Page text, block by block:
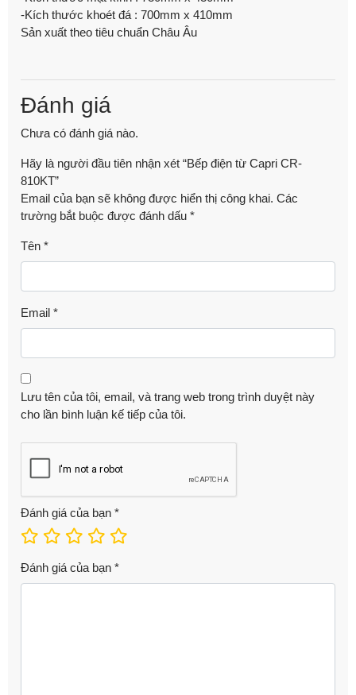
-Kích thước khoét đá : 700mm x 410mm
Sản xuất theo tiêu chuẩn Châu Âu
Đánh giá
Chưa có đánh giá nào.
Hãy là người đầu tiên nhận xét “Bếp điện từ Capri CR-
810KT”
Email của bạn sẽ không được hiển thị công khai. Các
trường bắt buộc được đánh dấu *
Tên *
Email *
Lưu tên của tôi, email, và trang web trong trình duyệt này
cho lần bình luận kế tiếp của tôi.
Đánh giá của bạn *
Đánh giá của bạn *